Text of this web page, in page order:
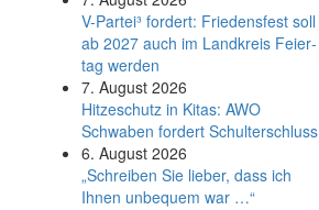
V-Partei­³ fordert: Friedens­fest soll
ab 2027 auch im Land­kreis Feier­
tag werden
7. August 2026
Hitzeschutz in Kitas: AWO
Schwaben fordert Schulterschluss
6. August 2026
„Schreiben Sie lieber, dass ich
Ihnen unbequem war …“